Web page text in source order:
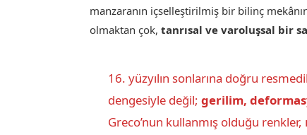
manzaranın içselleştirilmiş bir bilinç
olmaktan çok,tanrısal ve varoluşsal bir
16. yüzyılın sonlarına doğru
dengesiyle değil; gerilim,
Greco’nun kullanmış olduğu renkler,